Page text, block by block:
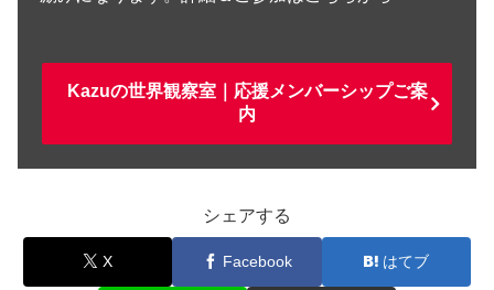
Kazuの世界観察室｜応援メンバーシップご案
内
シェアする
X Facebook はてブ